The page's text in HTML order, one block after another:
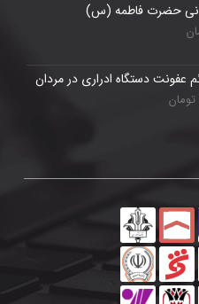
حضرت فاطمه (س)
عفونت دستگاه ادراری در مردان